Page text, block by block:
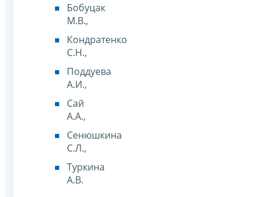
Бобуцак
М.В.,
Кондратенко
С.Н.,
Поддуева
А.И.,
Сай
А.А.,
Сенюшкина
С.Л.,
Туркина
А.В.